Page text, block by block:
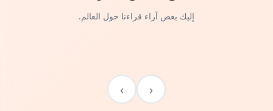
إليك بعض آراء قراءنا حول العالم.
‹
›